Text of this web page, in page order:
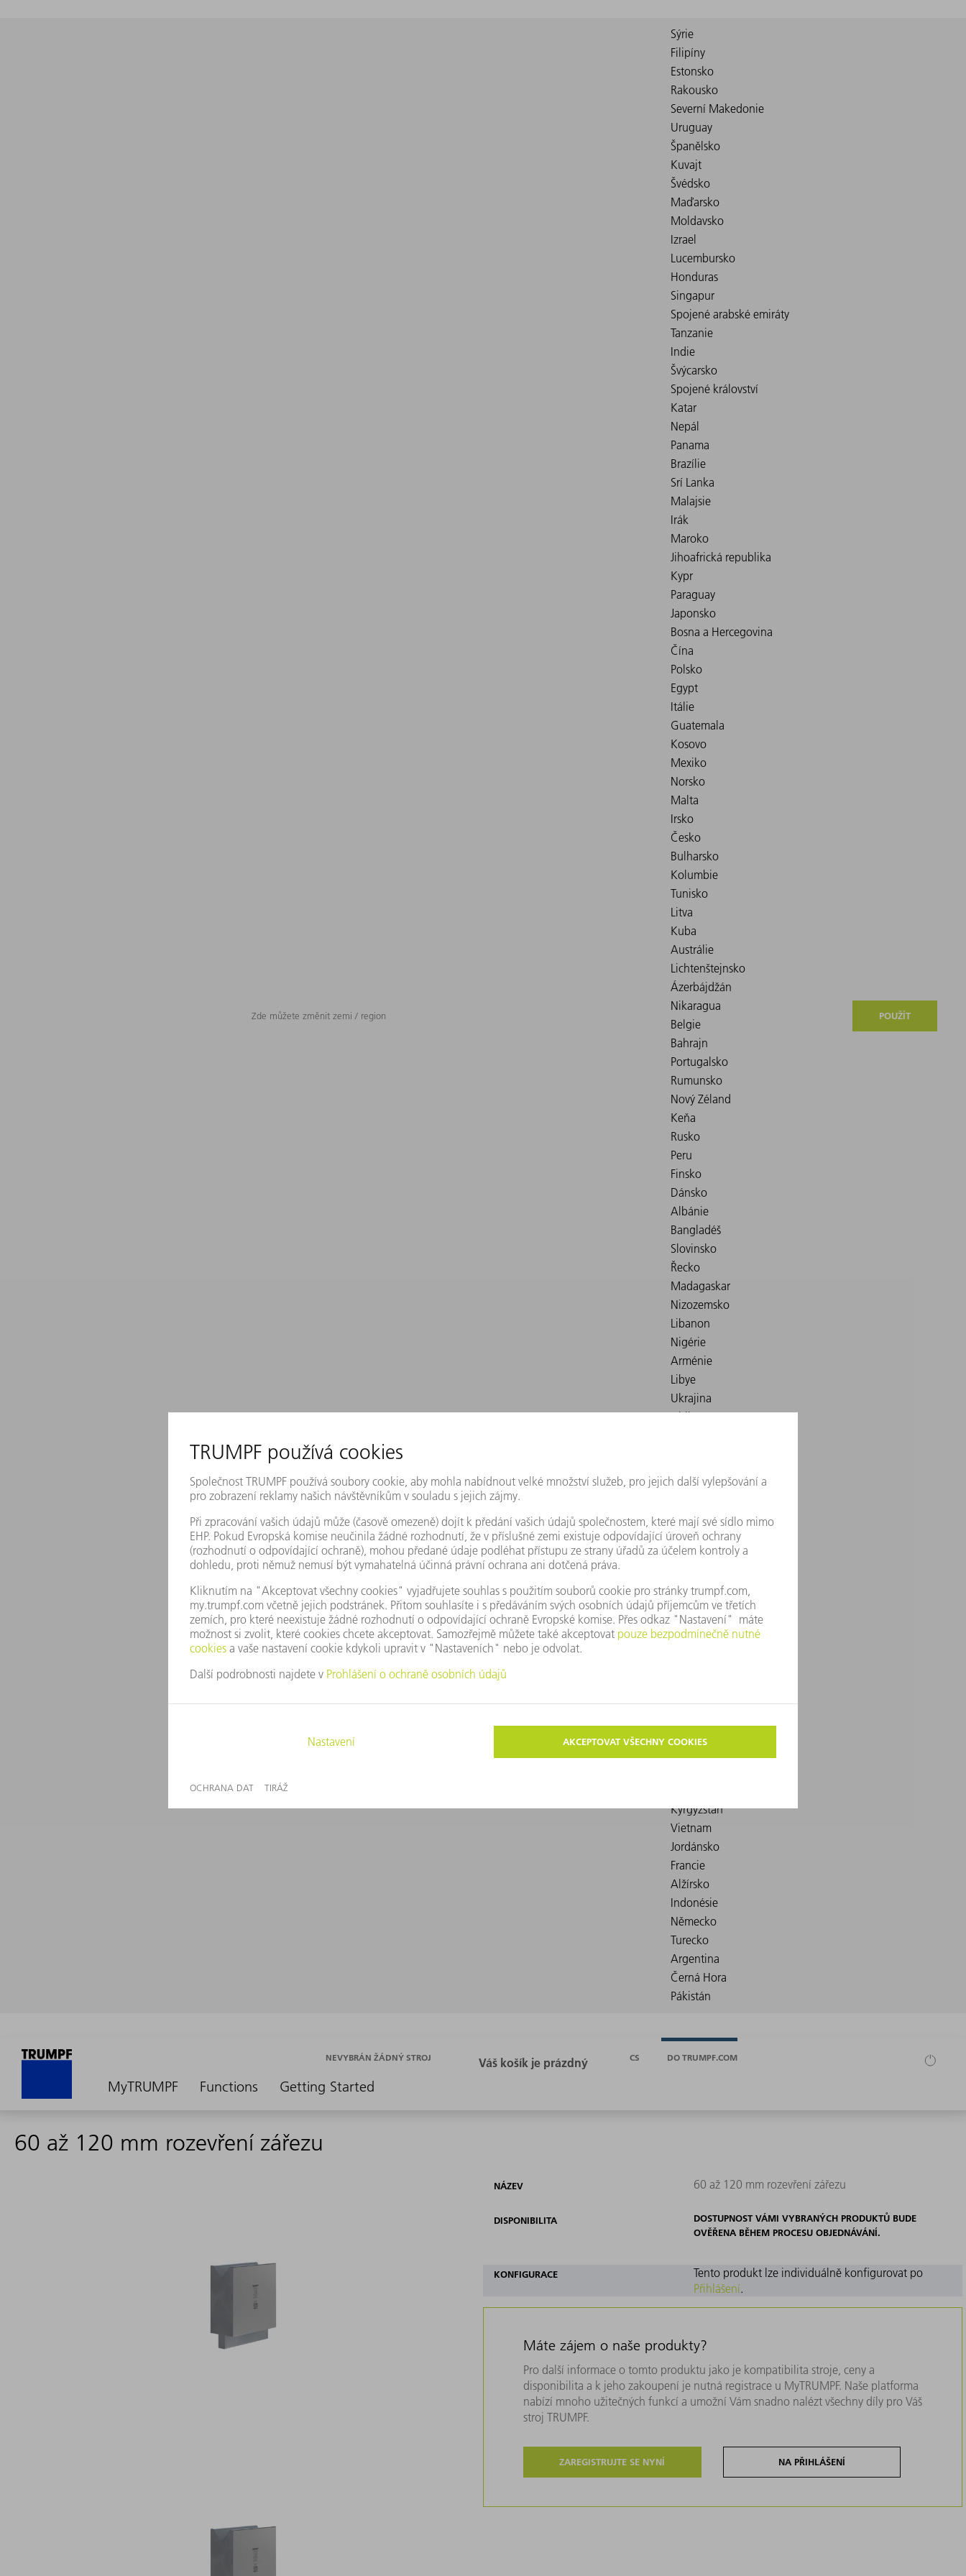
Zde můžete změnit zemi / region POUŽÍT
MyTRUMPF Functions Getting Started
NEVYBRÁN ŽÁDNÝ STROJ CS DO TRUMPF.COM
60 až 120 mm rozevření zářezu
NÁZEV 60 až 120 mm rozevření zářezu
DISPONIBILITA
DOSTUPNOST VÁMI VYBRANÝCH PRODUKTŮ BUDE
OVĚŘENA BĚHEM PROCESU OBJEDNÁVÁNÍ.
KONFIGURACE
Tento produkt lze individuálně konfigurovat po
Přihlášení.
Máte zájem o naše produkty?
Pro další informace o tomto produktu jako je kompatibilita stroje, ceny a
disponibilita a k jeho zakoupení je nutná registrace u MyTRUMPF. Naše platforma
nabízí mnoho užitečných funkcí a umožní Vám snadno nalézt všechny díly pro Váš
stroj TRUMPF.
ZAREGISTRUJTE SE NYNÍ NA PŘIHLÁŠENÍ